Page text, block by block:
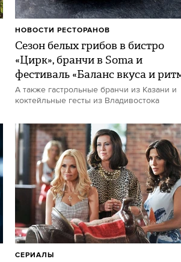
Сезон белых грибов в бистро
«Цирк», бранчи в Soma и
фестиваль «Баланс вкуса и
А также гастрольные бранчи из Казани и
коктейльные гесты из Владивостока
НОВОСТИ РЕСТОРАНОВ
СЕРИАЛЫ